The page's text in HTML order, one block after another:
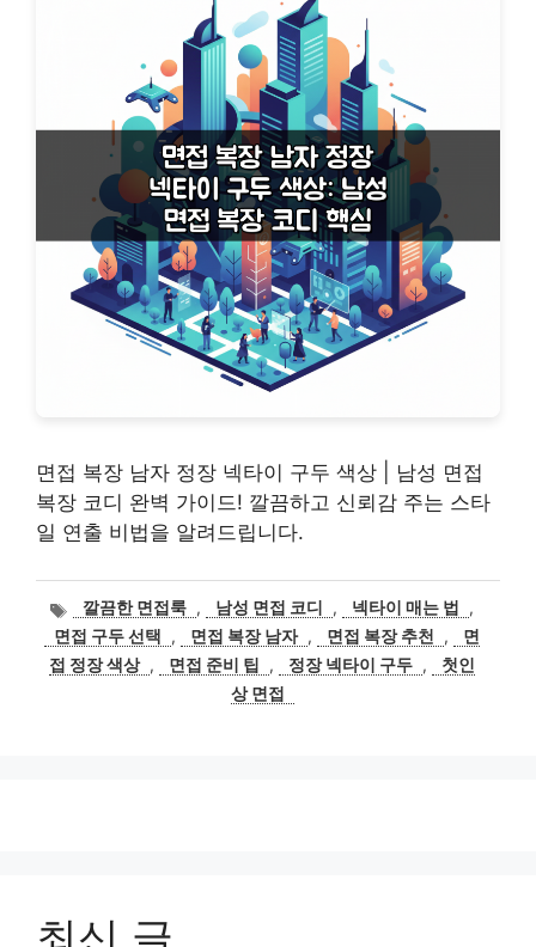
면접 복장 남자 정장 넥타이 구두 색상 | 남성 면접
복장 코디 완벽 가이드! 깔끔하고 신뢰감 주는 스타
일 연출 비법을 알려드립니다.
태
그
깔끔한 면접룩 , 남성 면접 코디 , 넥타이 매는 법
,
면접 구두 선택
, 면접 복장 남자 , 면접 복장 추천 ,
면
접 정장 색상 , 면접 준비 팁 , 정장 넥타이 구두 ,
첫인
상 면접
최신 글